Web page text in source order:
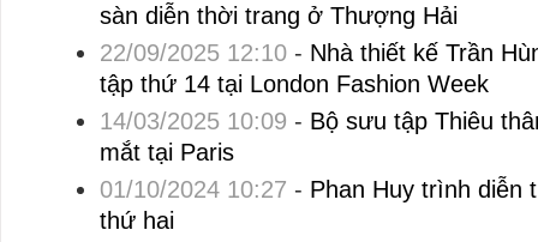
sàn diễn thời trang ở Thượng Hải
22/09/2025 12:10- Nhà thiết kế Trần
tập thứ 14 tại London Fashion Week
14/03/2025 10:09 - Bộ sưu tập Thiêu
mắt tại Paris
01/10/2024 10:27 - Phan Huy trình diễn
thứ hai